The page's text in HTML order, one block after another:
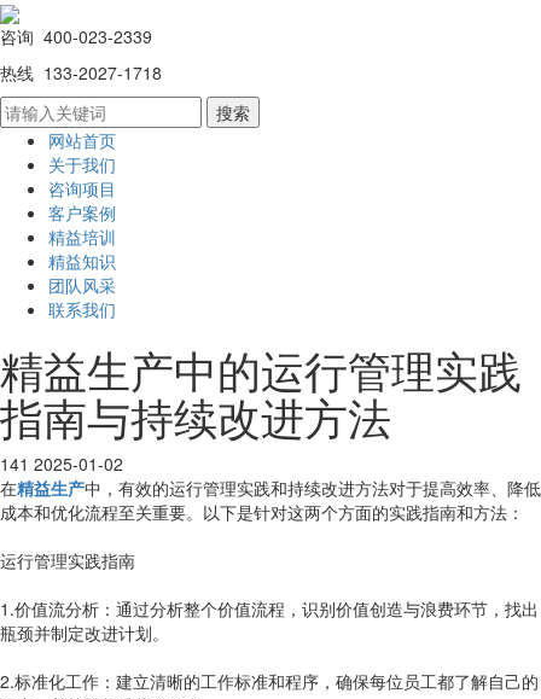
咨询 400-023-2339
热线 133-2027-1718
网站首页
关于我们
咨询项目
客户案例
精益培训
精益知识
团队风采
联系我们
精益生产中的运行管理实践
指南与持续改进方法
141 2025-01-02
在精益生产中，有效的运行管理实践和持续改进方法对于提高效率、降低
成本和优化流程至关重要。以下是针对这两个方面的实践指南和方法：
运行管理实践指南
1.价值流分析：通过分析整个价值流程，识别价值创造与浪费环节，找出
瓶颈并制定改进计划。
2.标准化工作：建立清晰的工作标准和程序，确保每位员工都了解自己的